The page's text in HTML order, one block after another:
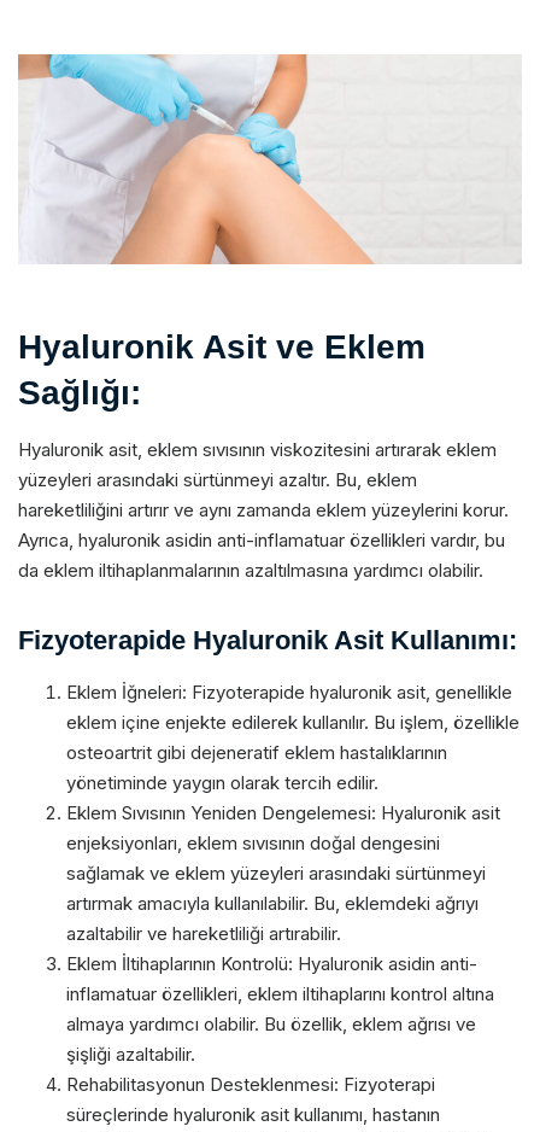
Hyaluronik Asit ve Eklem
Sağlığı:
Hyaluronik asit, eklem sıvısının viskozitesini artırarak eklem
yüzeyleri arasındaki sürtünmeyi azaltır. Bu, eklem
hareketliliğini artırır ve aynı zamanda eklem yüzeylerini korur.
Ayrıca, hyaluronik asidin anti-inflamatuar özellikleri vardır, bu
da eklem iltihaplanmalarının azaltılmasına yardımcı olabilir.
Fizyoterapide Hyaluronik Asit Kullanımı:
Eklem İğneleri: Fizyoterapide hyaluronik asit, genellikle
eklem içine enjekte edilerek kullanılır. Bu işlem, özellikle
osteoartrit gibi dejeneratif eklem hastalıklarının
yönetiminde yaygın olarak tercih edilir.
Eklem Sıvısının Yeniden Dengelemesi: Hyaluronik asit
enjeksiyonları, eklem sıvısının doğal dengesini
sağlamak ve eklem yüzeyleri arasındaki sürtünmeyi
artırmak amacıyla kullanılabilir. Bu, eklemdeki ağrıyı
azaltabilir ve hareketliliği artırabilir.
Eklem İltihaplarının Kontrolü: Hyaluronik asidin anti-
inflamatuar özellikleri, eklem iltihaplarını kontrol altına
almaya yardımcı olabilir. Bu özellik, eklem ağrısı ve
şişliği azaltabilir.
Rehabilitasyonun Desteklenmesi: Fizyoterapi
süreçlerinde hyaluronik asit kullanımı, hastanın